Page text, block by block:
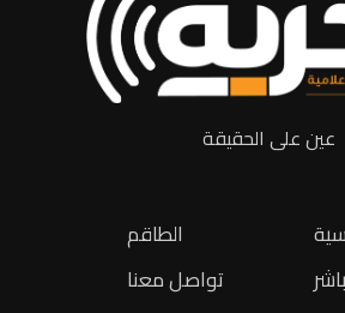
عين على الحقيقة
الطاقم
تواصل معنا